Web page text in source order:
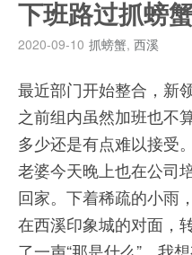
下班路过抓螃
2020-09-10 抓螃蟹, 西溪
最近部门开始整合，新
之前组内虽然加班也不
多少还是有点难以接受。
老婆今天晚上也在公司
回家。下着稀疏的小雨
在西溪印象城的对面，